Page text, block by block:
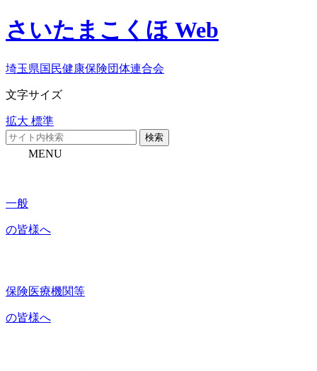
さいたまこくほ Web
埼玉県国民健康保険団体連合会
文字サイズ
拡大 標準
検索
MENU
一般
の皆様へ
保険医療機関等
の皆様へ